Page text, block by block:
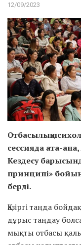
12/09/2023
Отбасылық
сессияда ата-
Кездесу
принципі»
берді.
Қазіргі таңда
дұрыс таңдау
мықты отбасы